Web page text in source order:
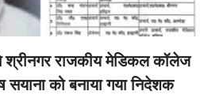
श्रीनगर राजकीय मेडिकल कॉलेज
सयाना को बनाया गया निदेशक